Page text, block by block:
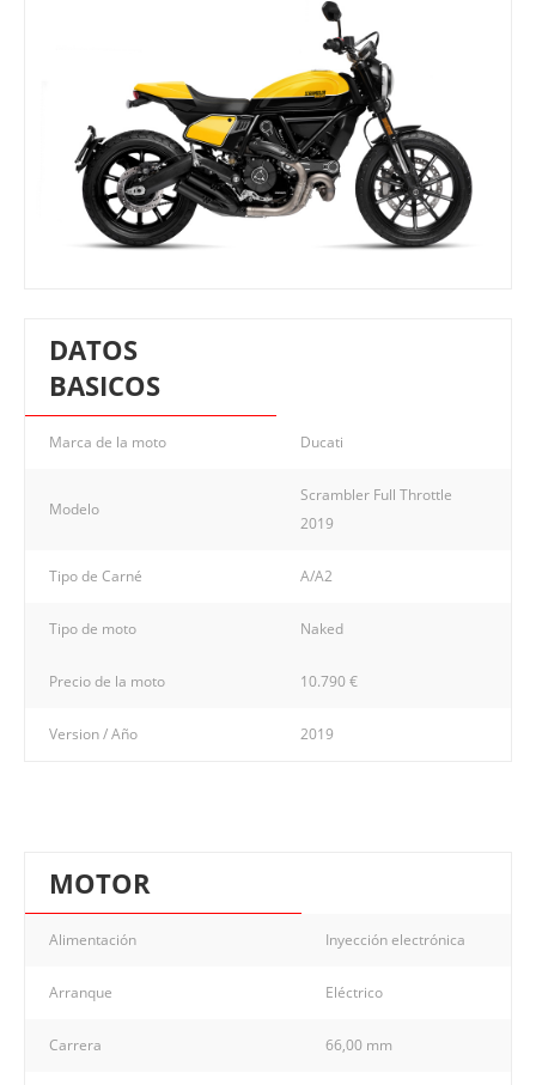
DATOS
BASICOS
Marca de la moto Ducati
Modelo
Scrambler Full Throttle
2019
Tipo de Carné A/A2
Tipo de moto Naked
Precio de la moto 10.790 €
Version / Año 2019
MOTOR
Alimentación Inyección electrónica
Arranque Eléctrico
Carrera 66,00 mm